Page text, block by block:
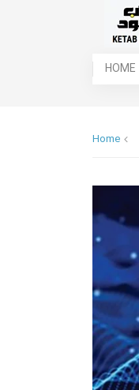
Home